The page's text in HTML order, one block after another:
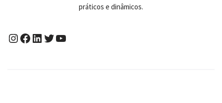
práticos e dinâmicos.